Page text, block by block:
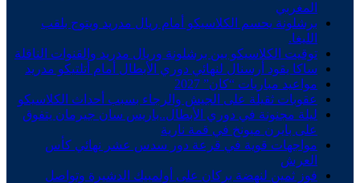
المغربي
برشلونة يحسم الكلاسيكو أمام ريال مدريد ويتوج بلقب
الليغا.
توقيت الكلاسيكو بين برشلونة وريال مدريد والقنوات الناقلة
ساكا يقود أرسنال لنهائي دوري الأبطال أمام أتلتيكو مدريد
مواعيد مباريات “كان” 2027
عقوبات ثقيلة على الجيش والرجاء بسبب أحداث الكلاسيكو
ليلة مجنونة في دوري الأبطال..باريس سان جيرمان يتفوق
على بايرن ميونخ في قمة نارية
مواجهات قوية في قرعة دور سدس عشر نهائي كأس
العرش
فوز ثمين لنهضة بركان على أولمبيك الدشيرة وتواصل